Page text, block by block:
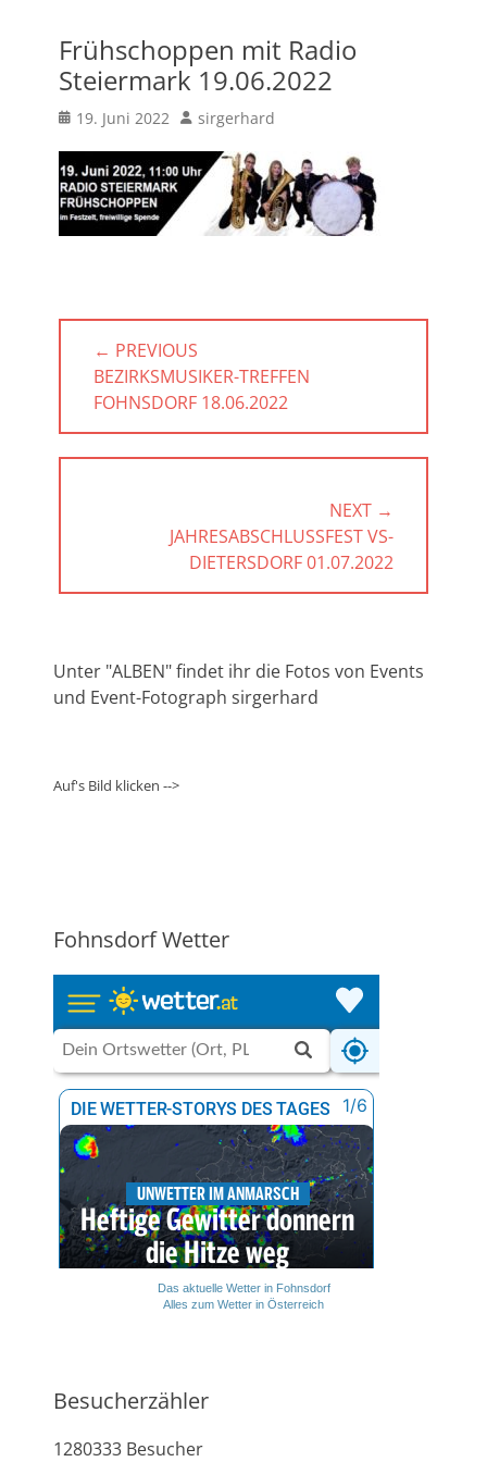
Frühschoppen mit Radio
Steiermark 19.06.2022
Posted
19. Juni 2022 Author
sirgerhard
Beitragsnavigation
← PREVIOUS
PREVIOUS
POST:
BEZIRKSMUSIKER-TREFFEN
FOHNSDORF 18.06.2022
NEXT →
JAHRESABSCHLUSSFEST VS-D
IETERSDORF 01.07.2022
Unter "ALBEN" findet ihr die Fotos von Events
und Event-Fotograph sirgerhard
Auf's Bild klicken -->
Fohnsdorf Wetter
Das aktuelle Wetter in Fohnsdorf
Alles zum Wetter in Österreich
Besucherzähler
1280333 Besucher